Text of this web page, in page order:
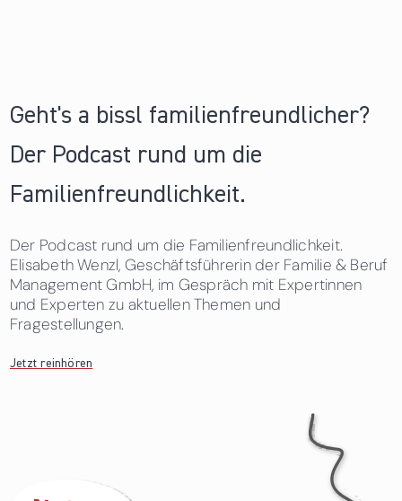
Geht's a bissl familienfreundlicher?
Der Podcast rund um die
Familienfreundlichkeit.
Der Podcast rund um die Familienfreundlichkeit.
Elisabeth Wenzl, Geschäftsführerin der Familie & Beruf
Management GmbH, im Gespräch mit Expertinnen
und Experten zu aktuellen Themen und
Fragestellungen.
Jetzt reinhören